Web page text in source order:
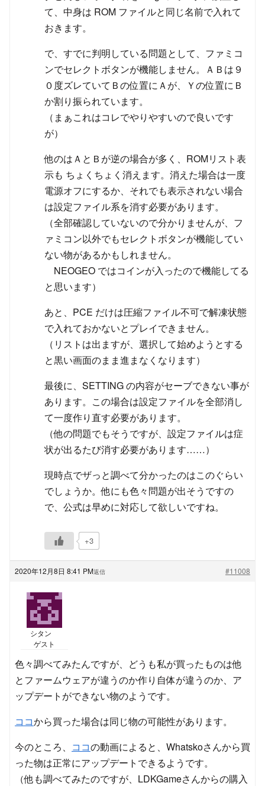
て、中身は ROM ファイルと同じ名前で入れて
おきます。
で、すでに判明している問題として、ファミコ
ンでセレクトボタンが機能しません。ＡＢは９
０度ズレていてＢの位置にＡが、Ｙの位置にＢ
か割り振られています。
（まぁこれはコレでやりやすいので良いです
が）
他のはＡとＢが逆の場合が多く、ROMリスト表
示も ちょくちょく消えます。消えた場合は一度
電源オフにするか、それでも表示されない場合
は設定ファイル系を消す必要があります。
（全部確認していないので分かりませんが、フ
ァミコン以外でもセレクトボタンが機能してい
ない物があるかもしれません。
NEOGEO ではコインが入ったので機能してる
と思います）
あと、PCE だけは圧縮ファイル不可で解凍状態
で入れておかないとプレイできません。
（リストは出ますが、選択して始めようとする
と黒い画面のまま進まなくなります）
最後に、SETTING の内容がセーブできない事が
あります。この場合は設定ファイルを全部消し
て一度作り直す必要があります。
（他の問題でもそうですが、設定ファイルは症
状が出るたび消す必要があります……）
現時点でザっと調べて分かったのはこのぐらい
でしょうか。他にも色々問題が出そうですの
で、公式は早めに対応して欲しいですね。
+3
2020年12月8日 8:41 PM #11008
返信
シタン
ゲスト
色々調べてみたんですが、どうも私が買ったものは他
とファームウェアが違うのか作り自体が違うのか、ア
ップデートができない物のようです。
ココから買った場合は同じ物の可能性があります。
今のところ、 ココの動画によると、Whatskoさんから買
った物は正常にアップデートできるようです。
（他も調べてみたのですが、LDKGameさんからの購入